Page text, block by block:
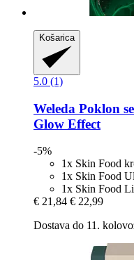
Košarica
5.0 (1)
Weleda Poklon
Glow Effect
-5%
1x Skin Food
1x Skin Food
1x Skin Food
€ 21,84 € 22,99
Dostava do 11.